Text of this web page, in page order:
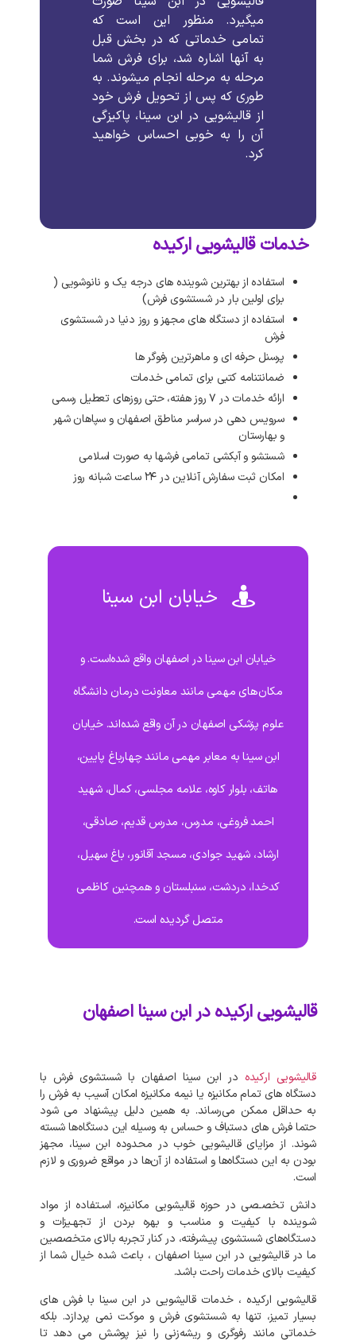
میگیرد. منظور این است که
تمامی خدماتی که در بخش قبل
به آنها اشاره شد، برای فرش شما
مرحله به مرحله انجام میشوند. به
طوری که پس از تحویل فرش خود
از قالیشویی در ابن سینا، پاکیزگی
آن را به خوبی احساس خواهید
کرد.
خدمات قالیشویی ارکیده
استفاده از بهترین شوینده های درجه یک و نانوشویی (
برای اولین بار در شستشوی فرش)
استفاده از دستگاه های مجهز و روز دنیا در شستشوی
فرش
پرسنل حرفه ای و ماهرترین رفوگر ها
ضمانتنامه کتبی برای تمامی خدمات
ارائه خدمات در ۷ روز هفته، حتی روزهای تعطیل رسمی
سرویس دهی در سراسر مناطق اصفهان و سپاهان شهر
و بهارستان
شستشو و آبکشی تمامی فرشها به صورت اسلامی
امکان ثبت سفارش آنلاین در ۲۴ ساعت شبانه روز
خیابان ابن سینا
خیابان ابن سینا در اصفهان واقع شده‌است. و
مکان‌های مهمی مانند معاونت درمان دانشگاه
علوم پزشکی اصفهان در آن واقع شده‌اند. خیابان
ابن سینا به معابر مهمی مانند چهارباغ پایین،
هاتف، بلوار کاوه، علامه مجلسی، کمال، شهید
احمد فروغی، مدرس، مدرس قدیم، صادقی،
ارشاد، شهید جوادی، مسجد آقانور، باغ سهیل،
کدخدا، دردشت، سنبلستان و همچنین کاظمی
متصل گردیده است.
قالیشویی ارکیده در ابن سینا اصفهان
قالیشویی ارکیده در ابن سینا اصفهان با شستشوی فرش با
دستگاه‌ های تمام مکانیزه یا نیمه مکانیزه امکان آسیب به فرش را
به حداقل ممکن می‌رساند. به‌ همین دلیل پیشنهاد می‌ شود
حتما فرش‌ های دستباف و حساس به وسیله این دستگاه‌ها شسته
شوند. از مزایای قالیشویی خوب در محدوده ابن سینا، مجهز
بودن به این دستگاه‌ها و استفاده از آن‌ها در مواقع ضروری و لازم
است.
دانش تخصـصی در حوزه قالیشویی مکانیزه، اسـتفاده از مواد
شـوینده با کیفیت و مناسب و بهره بردن از تجهـیزات و
دسـتگاه‌های شستشوی پیـشرفته، در کنار تجربه بالای متخصصین
ما در قالیشویی در ابن سینا اصفهان ، باعث شده خیال شما از
کیفیت بالای خدمات راحت باشد.
قالیشویی ارکیده ، خدمات قالیشویی در ابن سینا با فرش های
بسیار تمیز، تنها به شستشوی فرش و موکت نمی‌ پردازد. بلکه
خدماتی مانند رفوگری و ریشه‌زنی را نیز پوشش می‌ دهد تا